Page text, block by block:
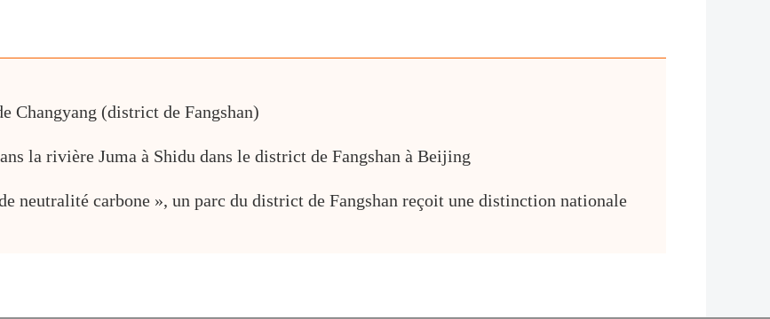
Changyang (district de Fangshan)
la rivière Juma à Shidu dans le district de Fangshan à Beijing
neutralité carbone », un parc du district de Fangshan reçoit une distinction nationale